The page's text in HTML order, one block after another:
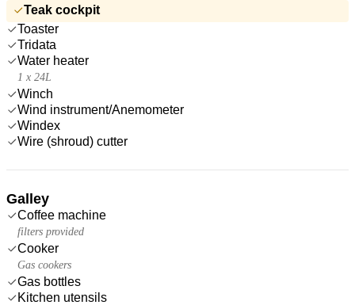
Teak cockpit
Toaster
Tridata
Water heater
1 x 24L
Winch
Wind instrument/Anemometer
Windex
Wire (shroud) cutter
Galley
Coffee machine
filters provided
Cooker
Gas cookers
Gas bottles
Kitchen utensils